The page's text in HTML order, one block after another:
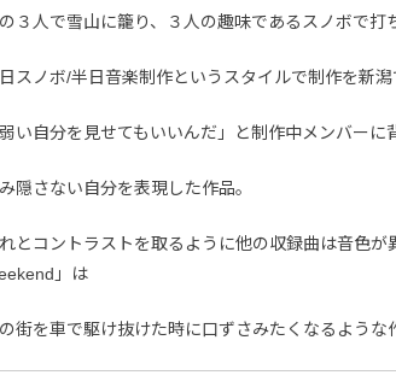
３人で雪山に籠り、３人の趣味であるスノボで打
スノボ/半日音楽制作というスタイルで制作を新潟
弱い自分を見せてもいいんだ」と制作中メンバーに
隠さない自分を表現した作品。
とコントラストを取るように他の収録曲は音色が
」は
街を車で駆け抜けた時に口ずさみたくなるような